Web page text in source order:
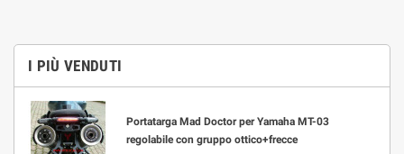
I PIÙ VENDUTI
Portatarga Mad Doctor per Yamaha MT-03
regolabile con gruppo ottico+frecce